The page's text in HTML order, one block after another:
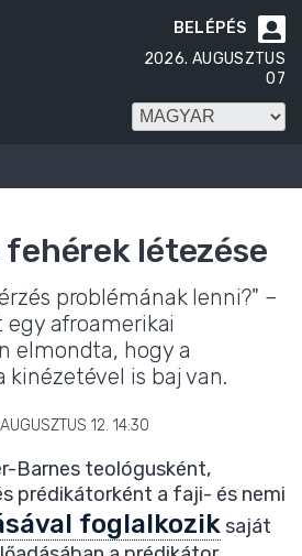

BELÉPÉS
2026. AUGUSZTUS
07
fehérek létezése
problémának lenni?" –
afroamerikai
elmondta, hogy a
kinézetével is baj van.
12. 14:30
Barnes teológusként,
prédikátorként a faji- és nemi
foglalkoziksaját